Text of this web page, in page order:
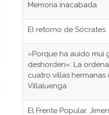
El retorno de Sócrates
«Porque ha auido mui
cuatro villas hermanas
Villaluenga
El Frente Popular.